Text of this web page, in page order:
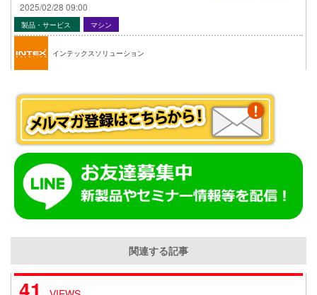
2025/02/28 09:00
製品・サービス マシン
インテックスソリューション
関連する記事